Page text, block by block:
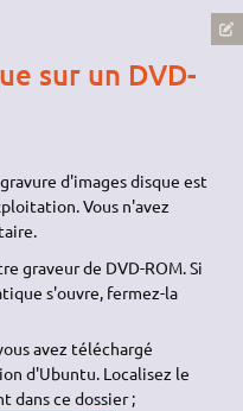
sur un DVD-
d'images disque est
Vous n'avez
graveur de DVD-ROM. Si
s'ouvre, fermez-la
avez téléchargé
d'Ubuntu. Localisez le
dans ce dossier ;